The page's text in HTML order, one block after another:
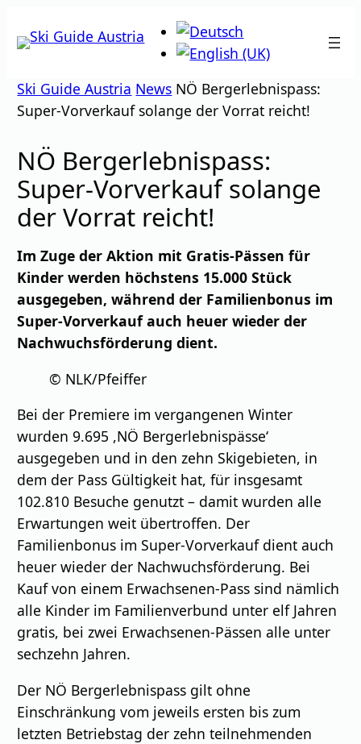
Inhalt
Ski Guide Austria News NÖ Bergerlebnispass:
Super-Vorverkauf solange der Vorrat reicht!
NÖ Bergerlebnispass:
Super-Vorverkauf solange
der Vorrat reicht!
Im Zuge der Aktion mit Gratis-Pässen für
Kinder werden höchstens 15.000 Stück
ausgegeben, während der Familienbonus im
Super-Vorverkauf auch heuer wieder der
Nachwuchsförderung dient.
© NLK/Pfeiffer
Bei der Premiere im vergangenen Winter
wurden 9.695 ,NÖ Bergerlebnispässe‘
ausgegeben und in den zehn Skigebieten, in
dem der Pass Gültigkeit hat, für insgesamt
102.810 Besuche genutzt – damit wurden alle
Erwartungen weit übertroffen. Der
Familienbonus im Super-Vorverkauf dient auch
heuer wieder der Nachwuchsförderung. Bei
Kauf von einem Erwachsenen-Pass sind nämlich
alle Kinder im Familienverbund unter elf Jahren
gratis, bei zwei Erwachsenen-Pässen alle unter
sechzehn Jahren.
Der NÖ Bergerlebnispass gilt ohne
Einschränkung vom jeweils ersten bis zum
letzten Betriebstag der zehn teilnehmenden